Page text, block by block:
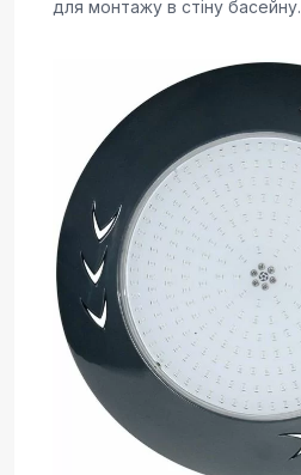
для монтажу в стіну басейну.